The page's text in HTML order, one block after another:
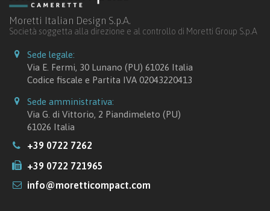
Moretti Italian Design S.p.A.
Società soggetta alla direzione e al controllo di Moretti Group S.p.A
Sede legale:
Via E. Fermi, 30 Lunano (PU) 61026 Italia
Codice fiscale e Partita IVA 02043220413
Sede amministrativa:
Via G. di Vittorio, 2 Piandimeleto (PU)
61026 Italia
+39 0722 7262
+39 0722 721965
info@moretticompact.com